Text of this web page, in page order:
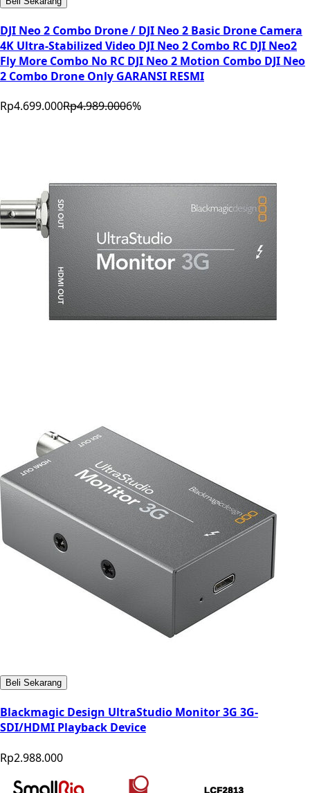
DJI Neo 2 Combo Drone / DJI Neo 2 Basic Drone Camera
4K Ultra-Stabilized Video DJI Neo 2 Combo RC DJI Neo2
Fly More Combo No RC DJI Neo 2 Motion Combo DJI Neo
2 Combo Drone Only GARANSI RESMI
Rp4.699.000Rp4.989.0006%
Beli Sekarang
Blackmagic Design UltraStudio Monitor 3G 3G-
SDI/HDMI Playback Device
Rp2.988.000